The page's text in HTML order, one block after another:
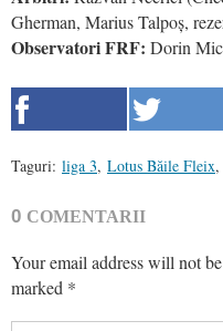
Gherman, Marius Talpoș,
Observatori FRF: Dorin
Taguri: liga 3, Lotus Băile Fleix,
0 COMENTARII
Your email address will not
marked *